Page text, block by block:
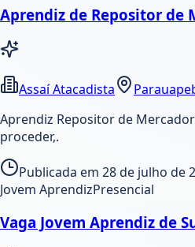
Aprendiz de Repositor de
Assaí Atacadista
Aprendiz Repositor de
proceder,.
Publicada em 28 de julho de
Jovem AprendizPresencial
Vaga Jovem Aprendiz de